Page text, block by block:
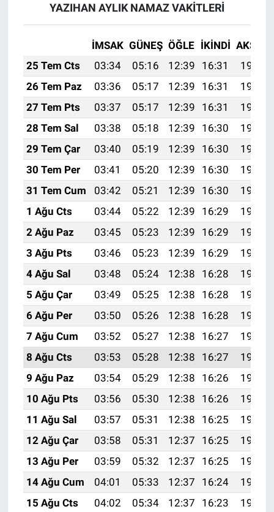
YAZIHAN AYLIK NAMAZ VAKITLERI
İMSAK GÜNEŞ ÖĞLE İKINDI AKŞAM
25 Tem Cts
03:34 05:16 12:39 16:31
19:52
26 Tem Paz
03:36 05:17 12:39 16:31
19:51
27 Tem Pts
03:37 05:17 12:39 16:31
19:50
28 Tem Sal
03:38 05:18 12:39 16:30
19:49
29 Tem Çar
03:40 05:19 12:39 16:30
19:49
30 Tem Per
03:41 05:20 12:39 16:30
19:48
31 Tem Cum
03:42 05:21 12:39 16:30
19:47
1 Ağu Cts
03:44 05:22 12:39 16:29
19:46
2 Ağu Paz
03:45 05:23 12:39 16:29
19:45
3 Ağu Pts
03:46 05:23 12:39 16:29
19:44
4 Ağu Sal
03:48 05:24 12:38 16:28
19:43
5 Ağu Çar
03:49 05:25 12:38 16:28
19:42
6 Ağu Per
03:50 05:26 12:38 16:28
19:40
7 Ağu Cum
03:52 05:27 12:38 16:27
19:39
8 Ağu Cts
03:53 05:28 12:38 16:27
19:38
9 Ağu Paz
03:54 05:29 12:38 16:26
19:37
10 Ağu Pts
03:56 05:30 12:38 16:26
19:36
11 Ağu Sal
03:57 05:31 12:38 16:25
19:35
12 Ağu Çar
03:58 05:31 12:37 16:25
19:33
13 Ağu Per
03:59 05:32 12:37 16:25
19:32
14 Ağu Cum
04:01 05:33 12:37 16:24
19:31
15 Ağu Cts
04:02 05:34 12:37 16:23
19:30